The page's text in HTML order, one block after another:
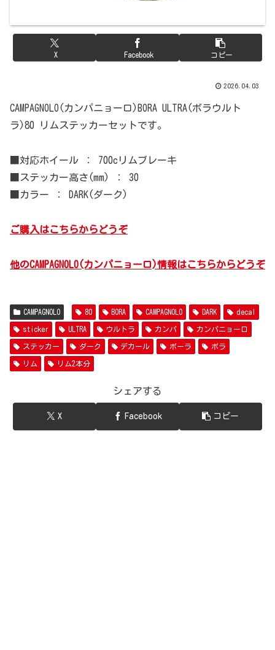
X Facebook コピー
2026.04.03
CAMPAGNOLO(カンパニョーロ)BORA ULTRA(ボラウルト
ラ)80 リムステッカーセットです。
■対応ホイール ： 700cリムブレーキ
■ステッカー高さ(mm) ： 30
■カラー ： DARK(ダーク)
ご購入はこちらからどうぞ
他のCAMPAGNOLO(カンパニョーロ)情報はこちらからどうぞ
CAMPAGNOLO 80 BORA CAMPAGNOLO DARK decal
sticker ULTRA ウルトラ カンパ カンパニョーロ
ステッカー ダーク デカール ボーラ ボラ
リム リム2本分
シェアする
X Facebook コピー